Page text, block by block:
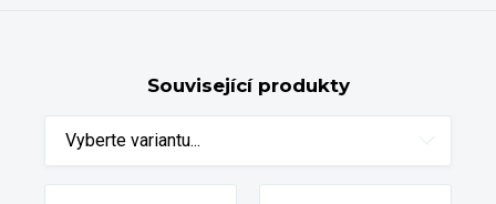
Související produkty
Vyberte variantu...